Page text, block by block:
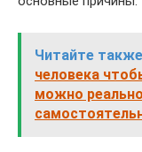
Читайте
человека
можно